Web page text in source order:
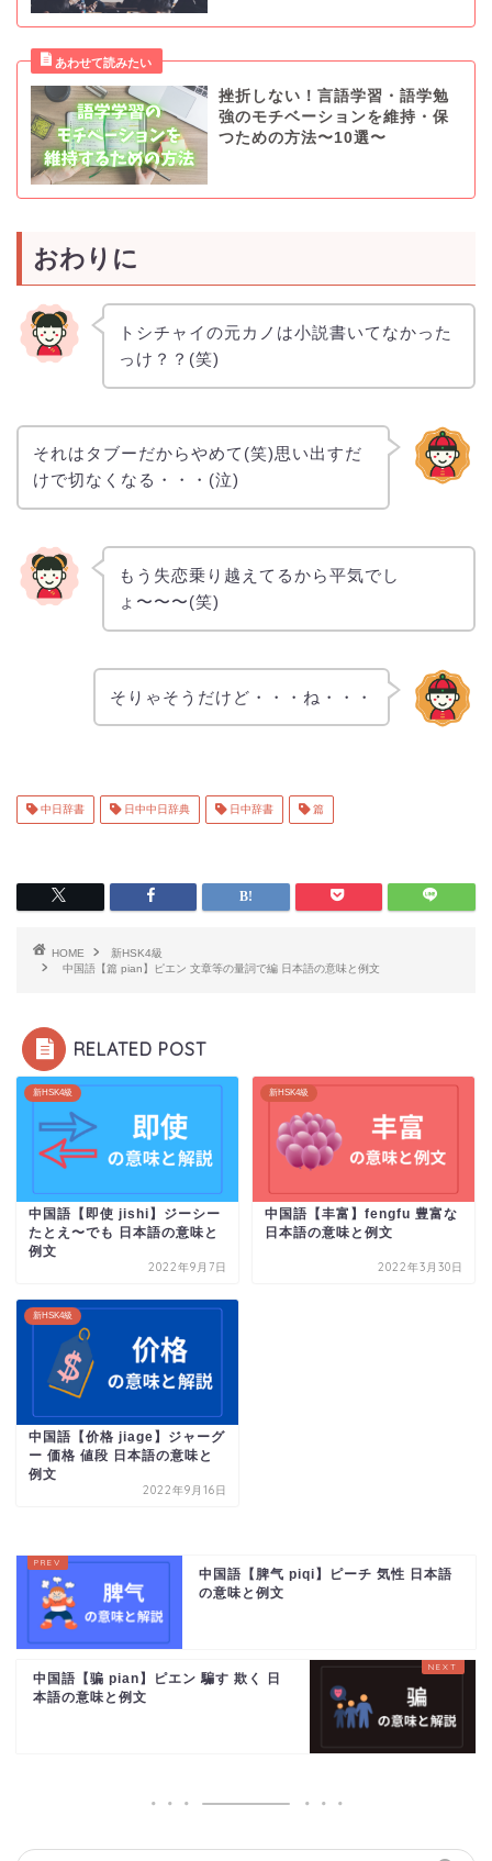
挫折しない！言語学習・語学勉
強のモチベーションを維持・保
つための方法〜10選〜
おわりに
トシチャイの元カノは小説書いてなかった
っけ？？(笑)
それはタブーだからやめて(笑)思い出すだ
けで切なくなる・・・(泣)
もう失恋乗り越えてるから平気でし
ょ〜〜〜(笑)
そりゃそうだけど・・・ね・・・
中日辞書 日中中日辞典 日中辞書 篇
HOME
新HSK4級
中国語【篇 pian】ピエン 文章等の量詞で編 日本語の意味と例文
RELATED POST
新HSK4級
中国語【即使 jishi】ジーシー
たとえ〜でも 日本語の意味と
例文
2022年9月7日
新HSK4級
中国語【丰富】fengfu 豊富な
日本語の意味と例文
2022年3月30日
新HSK4級
中国語【价格 jiage】ジャーグ
ー 価格 値段 日本語の意味と
例文
2022年9月16日
中国語【脾气 piqi】ピーチ 気性 日本語
の意味と例文
中国語【骗 pian】ピエン 騙す 欺く 日
本語の意味と例文